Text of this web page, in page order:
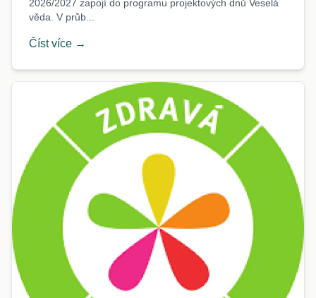
2026/2027 zapojí do programu projektových dnů Veselá
věda. V průb...
Číst více →